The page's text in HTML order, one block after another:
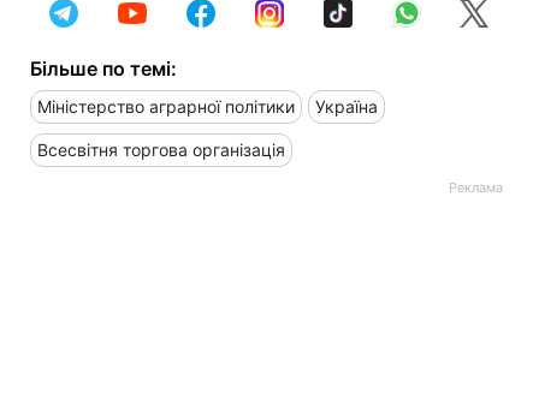
Більше по темі:
Міністерство аграрної політики Україна
Всесвітня торгова організація